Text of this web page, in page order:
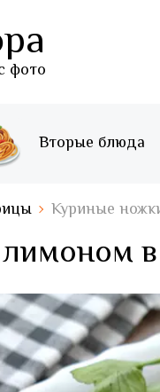
фото
Вторые блюда
Куриные